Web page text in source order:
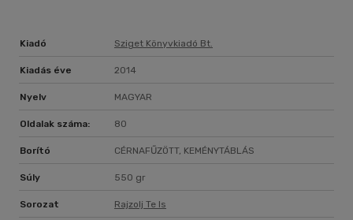
Kiadó Sziget Könyvkiadó Bt.
Kiadás éve 2014
Nyelv MAGYAR
Oldalak száma: 80
Borító CÉRNAFŰZÖTT, KEMÉNYTÁBLÁS
Súly 550 gr
Sorozat Rajzolj Te Is